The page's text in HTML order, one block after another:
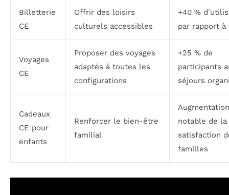
Billetterie
CE
Offrir des loisirs
culturels accessibles
+40 %
par rapport à
Voyages
CE
Proposer des voyages
adaptés à toutes les
configurations
+25 % de
participants
séjours
Cadeaux
CE pour
enfants
Renforcer le bien-être
familial
Augmentation
notable de la
satisfaction
familles